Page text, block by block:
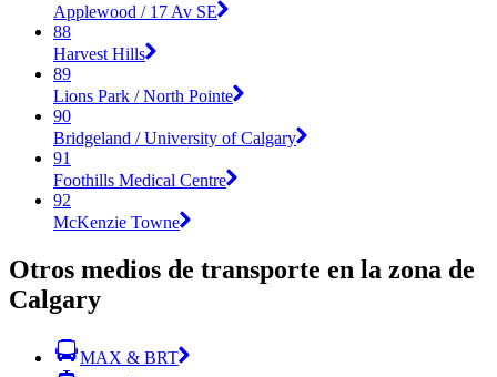
Applewood / 17 Av SE
88
Harvest Hills
89
Lions Park / North Pointe
90
Bridgeland / University of Calgary
91
Foothills Medical Centre
92
McKenzie Towne
Otros medios de transporte en la zona de
Calgary
MAX & BRT